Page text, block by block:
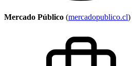
Mercado Público (mercadopublico.cl)